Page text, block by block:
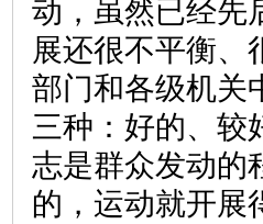
动，虽然已经先
展还很不平衡、
部门和各级机关
三种：好的、较
志是群众发动的
的，运动就开展